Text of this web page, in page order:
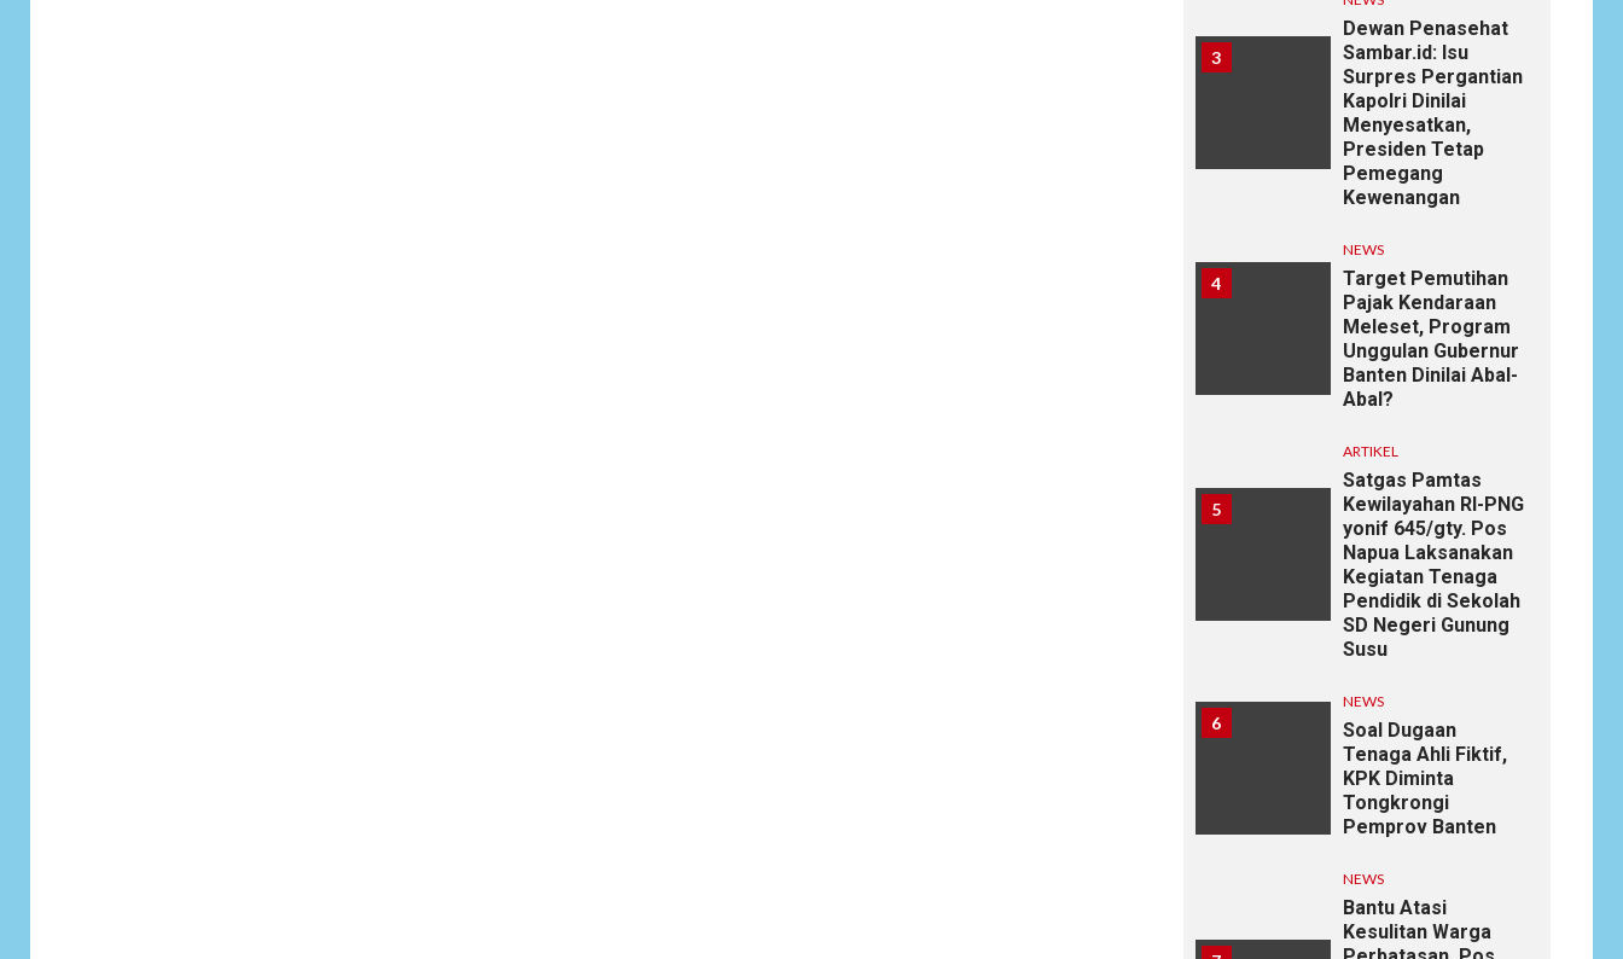
3
Dewan Penasehat
Sambar.id: Isu
Surpres Pergantian
Kapolri Dinilai
Menyesatkan,
Presiden Tetap
Pemegang
Kewenangan
4
NEWS
Target Pemutihan
Pajak Kendaraan
Meleset, Program
Unggulan Gubernur
Banten Dinilai Abal-
Abal?
5
ARTIKEL
Satgas Pamtas
Kewilayahan RI-PNG
yonif 645/gty. Pos
Napua Laksanakan
Kegiatan Tenaga
Pendidik di Sekolah
SD Negeri Gunung
Susu
6
NEWS
Soal Dugaan
Tenaga Ahli Fiktif,
KPK Diminta
Tongkrongi
Pemprov Banten
NEWS
Bantu Atasi
Kesulitan Warga